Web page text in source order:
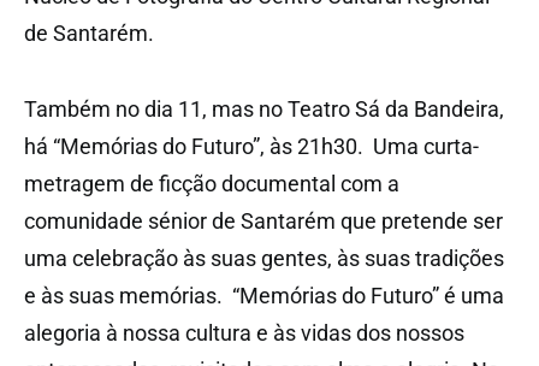
de Santarém.
Também no dia 11, mas no Teatro Sá da Bandeira,
há “Memórias do Futuro”, às 21h30. Uma curta-
metragem de ficção documental com a
comunidade sénior de Santarém que pretende ser
uma celebração às suas gentes, às suas tradições
e às suas memórias. “Memórias do Futuro” é uma
alegoria à nossa cultura e às vidas dos nossos